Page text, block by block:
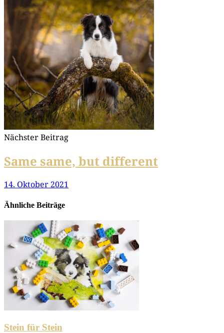
Nächster Beitrag
Same same, but different
14. Oktober 2021
Ähnliche Beiträge
Stein für Stein